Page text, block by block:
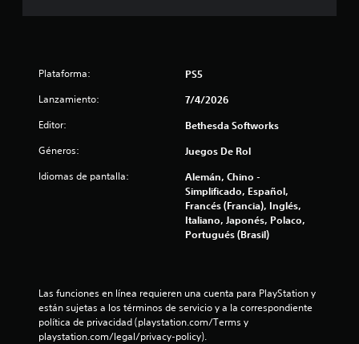
t
e
2
2
c
Plataforma: PS5
Lanzamiento: 7/4/2026
Editor: Bethesda Softworks
Géneros: Juegos De Rol
Idiomas de pantalla:
Alemán, Chino -
Simplificado, Español,
Francés (Francia), Inglés,
Italiano, Japonés, Polaco,
Portugués (Brasil)
Las funciones en línea requieren una cuenta para PlayStation y
están sujetas a los términos de servicio y a la correspondiente
política de privacidad (playstation.com/Terms y
playstation.com/legal/privacy-policy).